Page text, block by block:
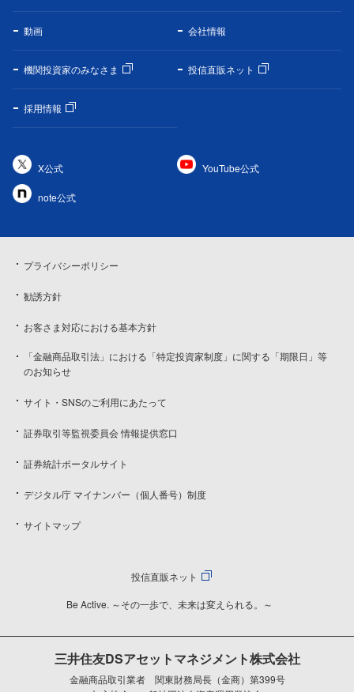
動画 会社情報
機関投資家のみなさま 投信直販ネット
採用情報
X公式 YouTube公式
note公式
プライバシーポリシー
勧誘方針
お客さま対応における基本方針
「金融商品取引法」における「特定投資家制度」に関する「期限日」等
のお知らせ
サイト・SNSのご利用にあたって
証券取引等監視委員会 情報提供窓口
証券統計ポータルサイト
デジタル庁 マイナンバー（個人番号）制度
サイトマップ
投信直販ネット
Be Active. ～その一歩で、未来は変えられる。～
三井住友DSアセットマネジメント株式会社
金融商品取引業者 関東財務局長（金商）第399号